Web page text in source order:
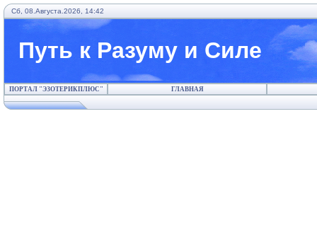
Сб, 08.Августа.2026, 14:42
Путь к Разуму и Силе
ПОРТАЛ "ЭЗОТЕРИКПЛЮС" ГЛАВНАЯ